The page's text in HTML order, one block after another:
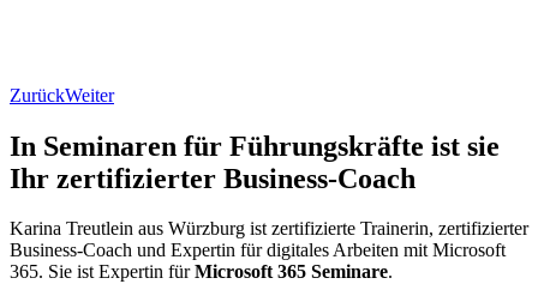
ZurückWeiter
In Seminaren für Führungskräfte ist sie
Ihr zertifizierter Business-Coach
Karina Treutlein aus Würzburg ist zertifizierte Trainerin, zertifizierter
Business-Coach und Expertin für digitales Arbeiten mit Microsoft
365. Sie ist Expertin fürMicrosoft 365 Seminare.